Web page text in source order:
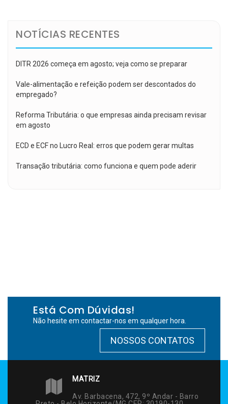
NOTÍCIAS RECENTES
DITR 2026 começa em agosto; veja como se preparar
Vale-alimentação e refeição podem ser descontados do
empregado?
Reforma Tributária: o que empresas ainda precisam revisar
em agosto
ECD e ECF no Lucro Real: erros que podem gerar multas
Transação tributária: como funciona e quem pode aderir
Está Com Dúvidas!
Não hesite em contactar-nos em qualquer hora.
NOSSOS CONTATOS
MATRIZ
Av. Barbacena, 472, 9º Andar - Barro